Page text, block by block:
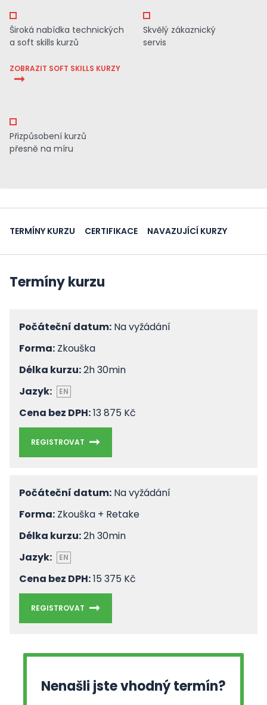
Široká nabídka technických
a soft skills kurzů
ZOBRAZIT SOFT SKILLS KURZY
Skvělý zákaznický
servis
Přizpůsobení kurzů
přesně na míru
TERMÍNY KURZU CERTIFIKACE NAVAZUJÍCÍ KURZY
Termíny kurzu
Počáteční datum: Na vyžádání
Forma: Zkouška
Délka kurzu:2h 30min
Jazyk:
EN
Cena bez DPH:13 875 Kč
REGISTROVAT
Počáteční datum: Na vyžádání
Forma: Zkouška + Retake
Délka kurzu:2h 30min
Jazyk:
EN
Cena bez DPH:15 375 Kč
REGISTROVAT
Nenašli jste vhodný termín?